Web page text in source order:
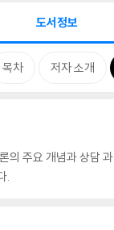
도서정보
목차 저자 소개
의 주요 개념과 상담
.